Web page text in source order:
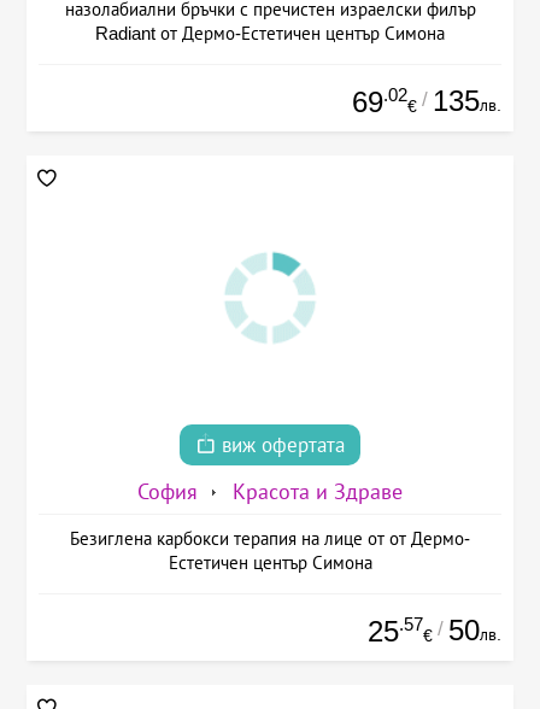
назолабиални бръчки с пречистен израелски филър
Radiant от Дермо-Естетичен център Симона
69.02
€ / 135лв.
виж офертата
София Красота и Здраве
Безиглена карбокси терапия на лице от от Дермо-
Естетичен център Симона
25.57
€ / 50лв.